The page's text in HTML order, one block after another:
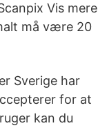
Vis mere
må være 20
Sverige har
for at
kan du